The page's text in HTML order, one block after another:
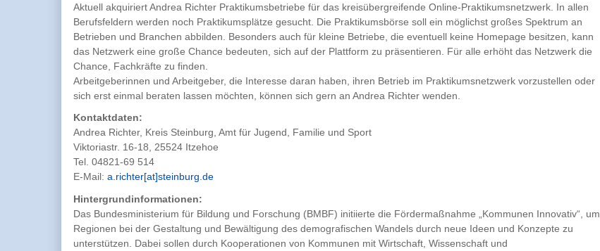
Aktuell akquiriert Andrea Richter Praktikumsbetriebe für das kreisübergreifende Online-Praktikumsnetzwerk. In allen
Berufsfeldern werden noch Praktikumsplätze gesucht. Die Praktikumsbörse soll ein möglichst großes Spektrum an
Betrieben und Branchen abbilden. Besonders auch für kleine Betriebe, die eventuell keine Homepage besitzen, kann
das Netzwerk eine große Chance bedeuten, sich auf der Plattform zu präsentieren. Für alle erhöht das Netzwerk die
Chance, Fachkräfte zu finden.
Arbeitgeberinnen und Arbeitgeber, die Interesse daran haben, ihren Betrieb im Praktikumsnetzwerk vorzustellen oder
sich erst einmal beraten lassen möchten, können sich gern an Andrea Richter wenden.
Kontaktdaten:
Andrea Richter, Kreis Steinburg, Amt für Jugend, Familie und Sport
Viktoriastr. 16-18, 25524 Itzehoe
Tel. 04821-69 514
E-Mail: a.richter[at]steinburg.de
Hintergrundinformationen:
Das Bundesministerium für Bildung und Forschung (BMBF) initiierte die Fördermaßnahme „Kommunen Innovativ“, um
Regionen bei der Gestaltung und Bewältigung des demografischen Wandels durch neue Ideen und Konzepte zu
unterstützen. Dabei sollen durch Kooperationen von Kommunen mit Wirtschaft, Wissenschaft und